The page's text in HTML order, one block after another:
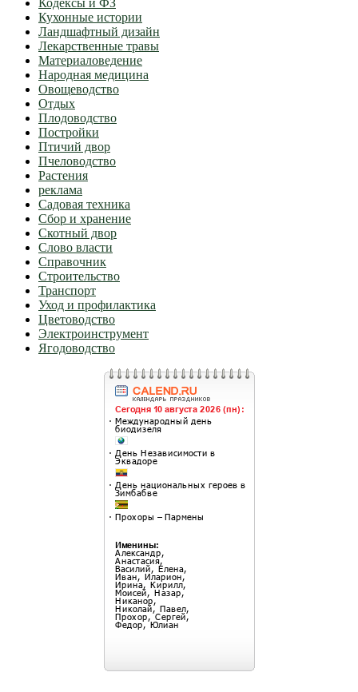
Кухонные истории
Ландшафтный дизайн
Лекарственные травы
Материаловедение
Народная медицина
Овощеводство
Отдых
Плодоводство
Постройки
Птичий двор
Пчеловодство
Растения
реклама
Садовая техника
Сбор и хранение
Скотный двор
Слово власти
Справочник
Строительство
Транспорт
Уход и профилактика
Цветоводство
Электроинструмент
Ягодоводство